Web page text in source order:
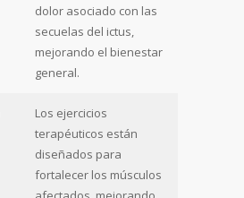
dolor asociado con las
secuelas del ictus,
mejorando el bienestar
general.
Los ejercicios
terapéuticos están
diseñados para
fortalecer los músculos